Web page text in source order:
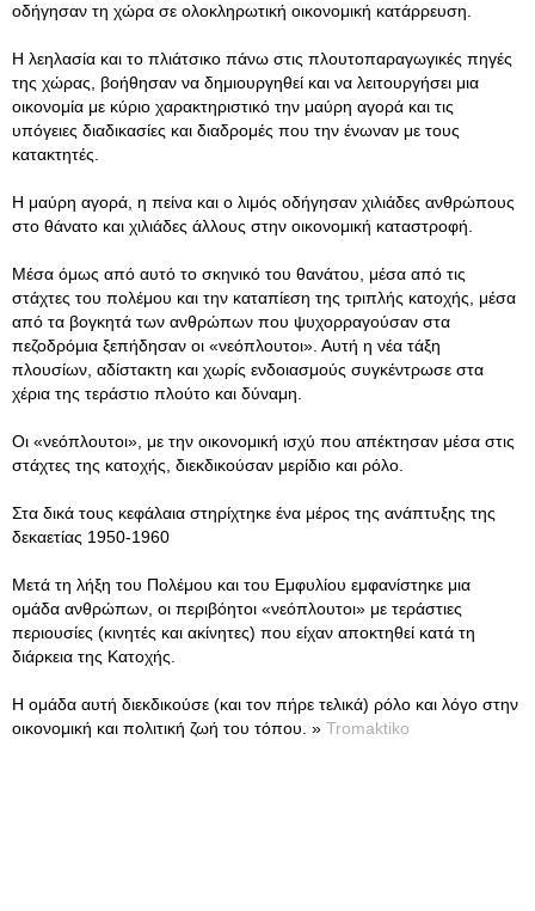
οδήγησαν τη χώρα σε ολοκληρωτική οικονομική κατάρρευση.
Η λεηλασία και το πλιάτσικο πάνω στις πλουτοπαραγωγικές πηγές
της χώρας, βοήθησαν να δημιουργηθεί και να λειτουργήσει μια
οικονομία με κύριο χαρακτηριστικό την μαύρη αγορά και τις
υπόγειες διαδικασίες και διαδρομές που την ένωναν με τους
κατακτητές.
Η μαύρη αγορά, η πείνα και ο λιμός οδήγησαν χιλιάδες ανθρώπους
στο θάνατο και χιλιάδες άλλους στην οικονομική καταστροφή.
Μέσα όμως από αυτό το σκηνικό του θανάτου, μέσα από τις
στάχτες του πολέμου και την καταπίεση της τριπλής κατοχής, μέσα
από τα βογκητά των ανθρώπων που ψυχορραγούσαν στα
πεζοδρόμια ξεπήδησαν οι «νεόπλουτοι». Αυτή η νέα τάξη
πλουσίων, αδίστακτη και χωρίς ενδοιασμούς συγκέντρωσε στα
χέρια της τεράστιο πλούτο και δύναμη.
Οι «νεόπλουτοι», με την οικονομική ισχύ που απέκτησαν μέσα στις
στάχτες της κατοχής, διεκδικούσαν μερίδιο και ρόλο.
Στα δικά τους κεφάλαια στηρίχτηκε ένα μέρος της ανάπτυξης της
δεκαετίας 1950-1960
Μετά τη λήξη του Πολέμου και του Εμφυλίου εμφανίστηκε μια
ομάδα ανθρώπων, οι περιβόητοι «νεόπλουτοι» με τεράστιες
περιουσίες (κινητές και ακίνητες) που είχαν αποκτηθεί κατά τη
διάρκεια της Κατοχής.
Η ομάδα αυτή διεκδικούσε (και τον πήρε τελικά) ρόλο και λόγο στην
οικονομική και πολιτική ζωή του τόπου. » Tromaktiko